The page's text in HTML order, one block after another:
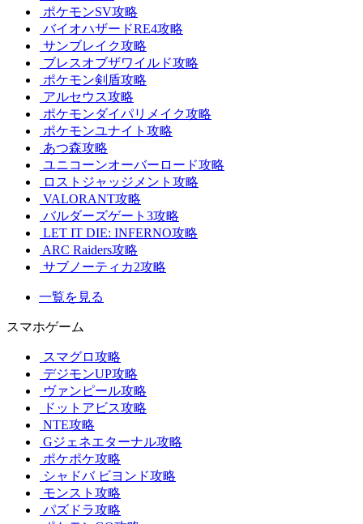
ポケモンSV攻略
バイオハザードRE4攻略
サンブレイク攻略
ブレスオブザワイルド攻略
ポケモン剣盾攻略
アルセウス攻略
ポケモンダイパリメイク攻略
ポケモンユナイト攻略
あつ森攻略
ユニコーンオーバーロード攻略
ロストジャッジメント攻略
VALORANT攻略
バルダーズゲート3攻略
LET IT DIE: INFERNO攻略
ARC Raiders攻略
サブノーティカ2攻略
一覧を見る
スマホゲーム
スマグロ攻略
デジモンUP攻略
ヴァンピール攻略
ドットアビス攻略
NTE攻略
Gジェネエターナル攻略
ポケポケ攻略
シャドバ ビヨンド攻略
モンスト攻略
パズドラ攻略